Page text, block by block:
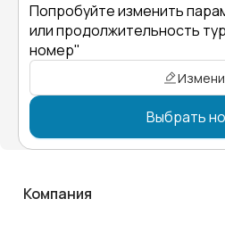
Попробуйте изменить
или продолжительность
номер"
Выбрать
Компания